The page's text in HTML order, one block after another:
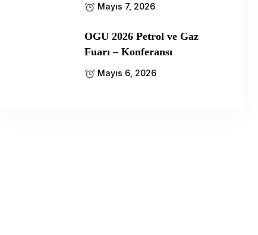
Mayıs 7, 2026
OGU 2026 Petrol ve Gaz
Fuarı – Konferansı
Mayıs 6, 2026